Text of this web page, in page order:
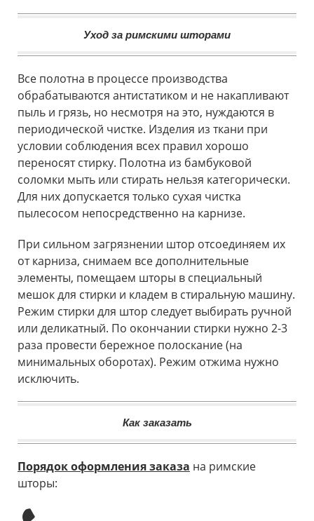
Уход за римскими шторами
Все полотна в процессе производства
обрабатываются антистатиком и не накапливают
пыль и грязь, но несмотря на это, нуждаются в
периодической чистке. Изделия из ткани при
условии соблюдения всех правил хорошо
переносят стирку. Полотна из бамбуковой
соломки мыть или стирать нельзя категорически.
Для них допускается только сухая чистка
пылесосом непосредственно на карнизе.
При сильном загрязнении штор отсоединяем их
от карниза, cнимаем все дополнительные
элементы, помещаем шторы в специальный
мешок для стирки и кладем в стиральную машину.
Режим стирки для штор следует выбирать ручной
или деликатный. По окончании стирки нужно 2-3
раза провести бережное полоскание (на
минимальных оборотах). Режим отжима нужно
исключить.
Как заказать
Порядок оформления заказа на римские
шторы: